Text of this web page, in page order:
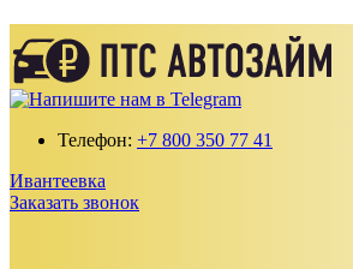
Телефон: +7 800 350 77 41
Ивантеевка
Заказать звонок
Деньги под залог ПТС
Получите займ по ставке
100% одобрение даже с
Выдаем от 30 000 до 15
Без подтверждения